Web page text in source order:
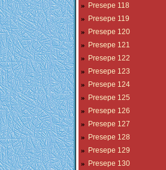
» Presepe 118
» Presepe 119
» Presepe 120
» Presepe 121
» Presepe 122
» Presepe 123
» Presepe 124
» Presepe 125
» Presepe 126
» Presepe 127
» Presepe 128
» Presepe 129
» Presepe 130